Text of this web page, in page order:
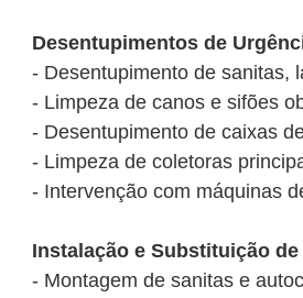
Desentupimentos de
- Desentupimento de sanitas,
- Limpeza de canos e sifões
- Desentupimento de caixas
- Limpeza de coletoras
- Intervenção com máquinas
Instalação e Substituição
- Montagem de sanitas e